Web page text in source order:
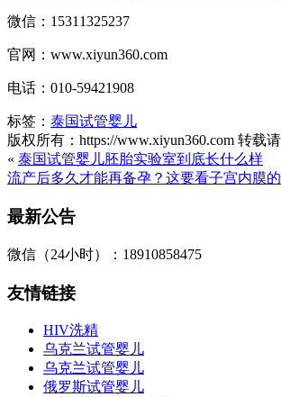
微信：15311325237
官网：www.xiyun360.com
电话：010-59421908
标签： 泰国试管婴儿
版权所有：https://www.xiyun360.com 转载
« 泰国试管婴儿胚胎实验室到底长什么样
流产后多久才能再备孕？这要看子宫内膜
最新公告
微信（24小时）：18910858475
友情链接
HIV洗精
乌克兰试管婴儿
乌克兰试管婴儿
俄罗斯试管婴儿